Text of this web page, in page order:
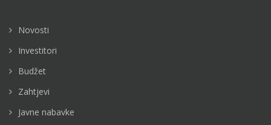
Novosti
Investitori
Budžet
Zahtjevi
Javne nabavke